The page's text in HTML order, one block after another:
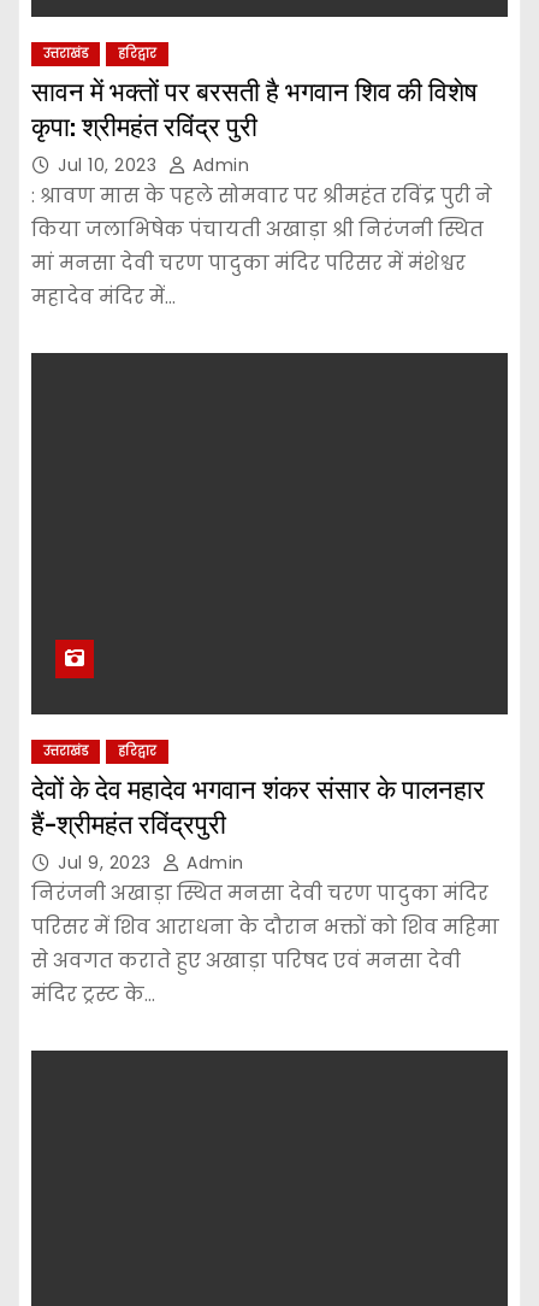
उत्तराखंड हरिद्वार
सावन में भक्तों पर बरसती है भगवान शिव की विशेष
कृपा: श्रीमहंत रविंद्र पुरी
Jul 10, 2023 Admin
: श्रावण मास के पहले सोमवार पर श्रीमहंत रविंद्र पुरी ने
किया जलाभिषेक पंचायती अखाड़ा श्री निरंजनी स्थित
मां मनसा देवी चरण पादुका मंदिर परिसर में मंशेश्वर
महादेव मंदिर में…
उत्तराखंड हरिद्वार
देवों के देव महादेव भगवान शंकर संसार के पालनहार
हैं-श्रीमहंत रविंद्रपुरी
Jul 9, 2023 Admin
निरंजनी अखाड़ा स्थित मनसा देवी चरण पादुका मंदिर
परिसर में शिव आराधना के दौरान भक्तों को शिव महिमा
से अवगत कराते हुए अखाड़ा परिषद एवं मनसा देवी
मंदिर ट्रस्ट के…